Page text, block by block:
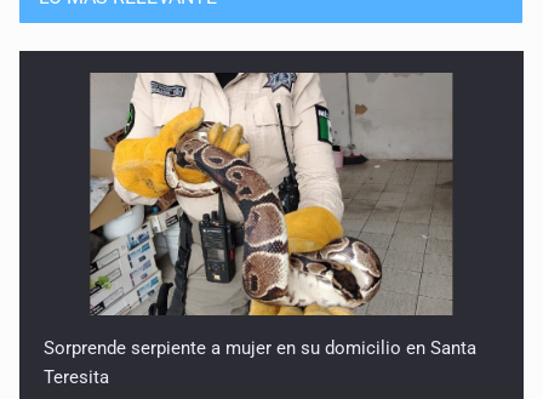
Sorprende serpiente a mujer en su domicilio en Santa
Teresita